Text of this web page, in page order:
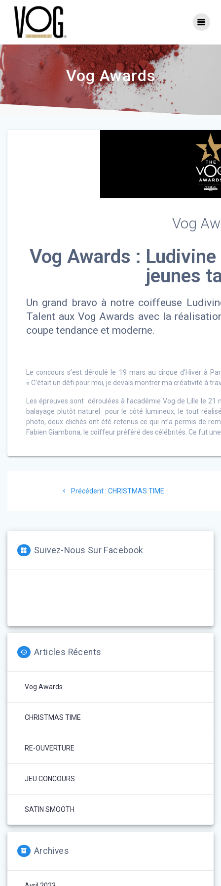
Vog Awards
Vog
Vog Awards :
jeunes
Un grand bravo à notre coiffeuse
Talent aux Vog Awards avec la
coupe tendance et moderne.
Le concours s’est déroulé le 19 mars au cirque d’Hiver à
« C’était un défi pour moi, je devais montrer ma créativité à
Les épreuves sont déroulées à l’académie Vog de Lille le
balayage plutôt naturel pour le côté lumineux, le tout
photo, deux clichés ont été retenus ce qui m’a permis de
Fabien Giambona, le coiffeur préféré des célébrités. Ce fut
Précédent : CHRISTMAS TIME
Suivez-Nous Sur Facebook
Articles Récents
Vog Awards
CHRISTMAS TIME
RE-OUVERTURE
JEU CONCOURS
SATIN SMOOTH
Archives